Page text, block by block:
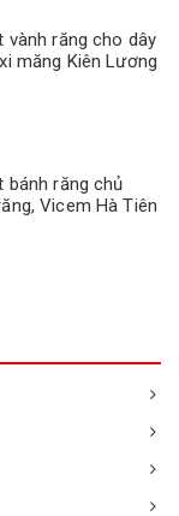
vành răng cho dây
măng Kiên Lương
bánh răng chủ
Vicem Hà Tiên